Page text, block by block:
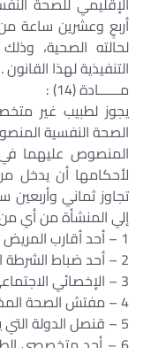
أربعٍ وعشرين ساعة
لحالته الصحية،
التنفيذية لهذا القانون .
مــــــادة (14) :
يجوز لطبيب غير
الصحة النفسية
لأحكامها أن يدخل
تجاوز ثماني
إلي المنشأة من أي
1 – أحد أقارب المريض حتي الدرجة الثانية .
2 – أحد ضباط الشرطة المختصين .
3 – الإخصائي الاجتماعي بالمنطقة .
4 – مفتش الصحة المختص .
5 – قنصل الدولة التي ينتمي إليها المريض الأجنبي .